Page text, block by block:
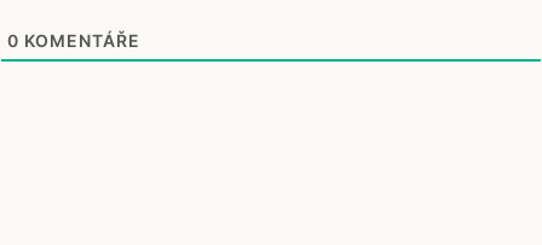
0 KOMENTÁŘE